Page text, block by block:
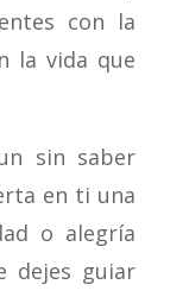
con la
la vida que
sin saber
en ti una
o alegría
dejes guiar